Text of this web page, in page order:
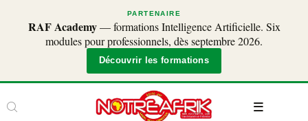
PARTENAIRE
RAF Academy— formations Intelligence Artificielle. Six
modules pour professionnels, dès septembre 2026.
Découvrir les formations